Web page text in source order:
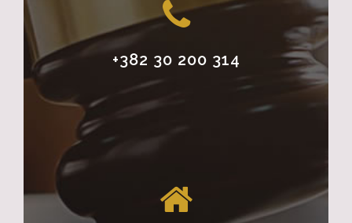
+382 30 200 314